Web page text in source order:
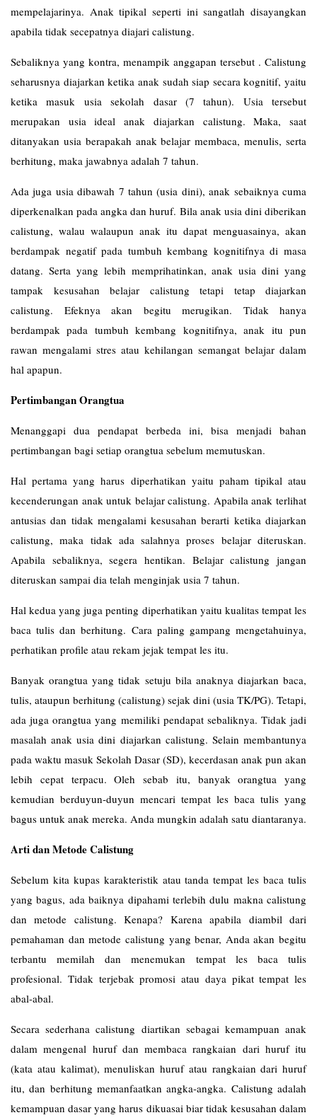
mempelajarinya. Anak tipikal seperti ini sangatlah disayangkan
apabila tidak secepatnya diajari calistung.
Sebaliknya yang kontra, menampik anggapan tersebut . Calistung
seharusnya diajarkan ketika anak sudah siap secara kognitif, yaitu
ketika masuk usia sekolah dasar (7 tahun). Usia tersebut
merupakan usia ideal anak diajarkan calistung. Maka, saat
ditanyakan usia berapakah anak belajar membaca, menulis, serta
berhitung, maka jawabnya adalah 7 tahun.
Ada juga usia dibawah 7 tahun (usia dini), anak sebaiknya cuma
diperkenalkan pada angka dan huruf. Bila anak usia dini diberikan
calistung, walau walaupun anak itu dapat menguasainya, akan
berdampak negatif pada tumbuh kembang kognitifnya di masa
datang. Serta yang lebih memprihatinkan, anak usia dini yang
tampak kesusahan belajar calistung tetapi tetap diajarkan
calistung. Efeknya akan begitu merugikan. Tidak hanya
berdampak pada tumbuh kembang kognitifnya, anak itu pun
rawan mengalami stres atau kehilangan semangat belajar dalam
hal apapun.
Pertimbangan Orangtua
Menanggapi dua pendapat berbeda ini, bisa menjadi bahan
pertimbangan bagi setiap orangtua sebelum memutuskan.
Hal pertama yang harus diperhatikan yaitu paham tipikal atau
kecenderungan anak untuk belajar calistung. Apabila anak terlihat
antusias dan tidak mengalami kesusahan berarti ketika diajarkan
calistung, maka tidak ada salahnya proses belajar diteruskan.
Apabila sebaliknya, segera hentikan. Belajar calistung jangan
diteruskan sampai dia telah menginjak usia 7 tahun.
Hal kedua yang juga penting diperhatikan yaitu kualitas tempat les
baca tulis dan berhitung. Cara paling gampang mengetahuinya,
perhatikan profile atau rekam jejak tempat les itu.
Banyak orangtua yang tidak setuju bila anaknya diajarkan baca,
tulis, ataupun berhitung (calistung) sejak dini (usia TK/PG). Tetapi,
ada juga orangtua yang memiliki pendapat sebaliknya. Tidak jadi
masalah anak usia dini diajarkan calistung. Selain membantunya
pada waktu masuk Sekolah Dasar (SD), kecerdasan anak pun akan
lebih cepat terpacu. Oleh sebab itu, banyak orangtua yang
kemudian berduyun-duyun mencari tempat les baca tulis yang
bagus untuk anak mereka. Anda mungkin adalah satu diantaranya.
Arti dan Metode Calistung
Sebelum kita kupas karakteristik atau tanda tempat les baca tulis
yang bagus, ada baiknya dipahami terlebih dulu makna calistung
dan metode calistung. Kenapa? Karena apabila diambil dari
pemahaman dan metode calistung yang benar, Anda akan begitu
terbantu memilah dan menemukan tempat les baca tulis
profesional. Tidak terjebak promosi atau daya pikat tempat les
abal-abal.
Secara sederhana calistung diartikan sebagai kemampuan anak
dalam mengenal huruf dan membaca rangkaian dari huruf itu
(kata atau kalimat), menuliskan huruf atau rangkaian dari huruf
itu, dan berhitung memanfaatkan angka-angka. Calistung adalah
kemampuan dasar yang harus dikuasai biar tidak kesusahan dalam